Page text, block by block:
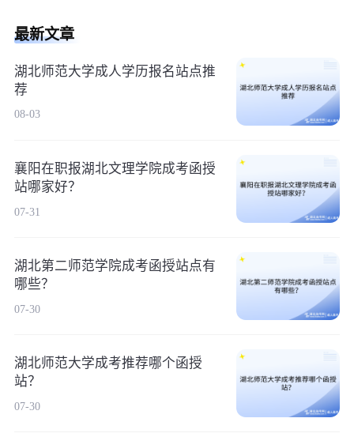
最新文章
湖北师范大学成人学历报名站点推
荐
08-03
襄阳在职报湖北文理学院成考函授
站哪家好？
07-31
湖北第二师范学院成考函授站点有
哪些？
07-30
湖北师范大学成考推荐哪个函授
站？
07-30